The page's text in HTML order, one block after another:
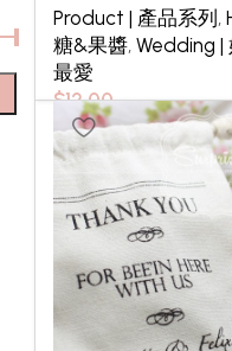
Product | 產品系列,
糖&果醬, Wedding |
最愛
$12.00